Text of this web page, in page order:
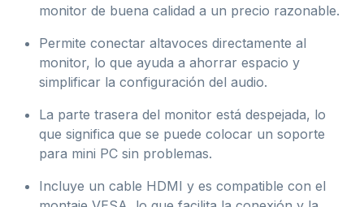
monitor de buena calidad a un precio razonable.
Permite conectar altavoces directamente al
monitor, lo que ayuda a ahorrar espacio y
simplificar la configuración del audio.
La parte trasera del monitor está despejada, lo
que significa que se puede colocar un soporte
para mini PC sin problemas.
Incluye un cable HDMI y es compatible con el